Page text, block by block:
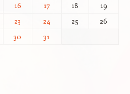
16 17 18
19
23 24 25
26
30
31